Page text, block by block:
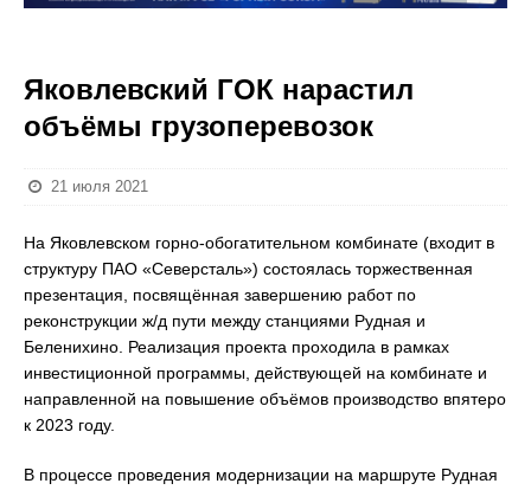
Яковлевский ГОК нарастил
объёмы грузоперевозок
21 июля 2021
На Яковлевском горно-обогатительном комбинате (входит в
структуру ПАО «Северсталь») состоялась торжественная
презентация, посвящённая завершению работ по
реконструкции ж/д пути между станциями Рудная и
Беленихино. Реализация проекта проходила в рамках
инвестиционной программы, действующей на комбинате и
направленной на повышение объёмов производство впятеро
к 2023 году.
В процессе проведения модернизации на маршруте Рудная